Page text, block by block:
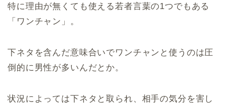
特に理由が無くても使える若者言葉の1つでもある
「ワンチャン」。
下ネタを含んだ意味合いでワンチャンと使うのは圧
倒的に男性が多いんだとか。
状況によっては下ネタと取られ、相手の気分を害し